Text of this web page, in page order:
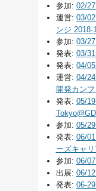
参加: 02/
運営: 03/
ンジ 2018-
参加: 03/
発表: 03/
発表: 04/
運営: 04/
開発カンフ
発表: 05/
参加: 05/
発表: 06/
ーズキャリ
参加: 06/
出展: 06/
発表: 06-